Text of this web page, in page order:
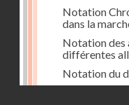
Notation
dans la
Notation des
différentes
Notation du